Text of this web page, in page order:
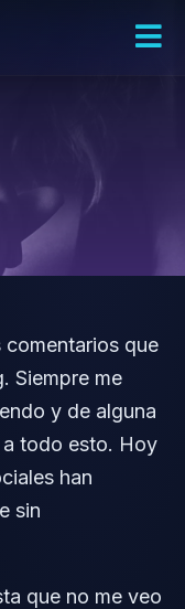
que
Siempre me
y de alguna
a todo esto. Hoy
han
sin
que no me veo